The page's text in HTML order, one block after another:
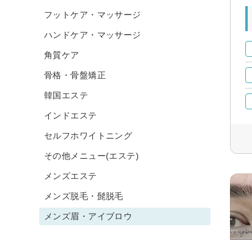
フットケア・マッサージ
ハンドケア・マッサージ
角質ケア
骨格・骨盤矯正
韓国エステ
インドエステ
セルフホワイトニング
その他メニュー(エステ)
メンズエステ
メンズ脱毛・髭脱毛
メンズ眉・アイブロウ